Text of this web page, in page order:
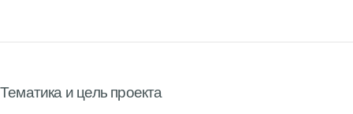
Тематика и цель проекта